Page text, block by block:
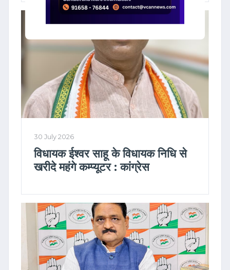
30 July 2026
विधायक ईश्वर साहू के विधायक निधि से
खरीदे महंगे कम्प्यूटर : कांग्रेस